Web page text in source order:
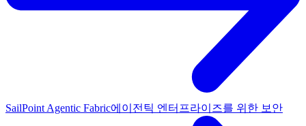
SailPoint Agentic Fabric에이전틱 엔터프라이즈를 위한 보안